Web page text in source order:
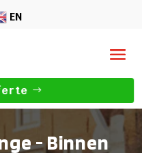
EN
- Binnen